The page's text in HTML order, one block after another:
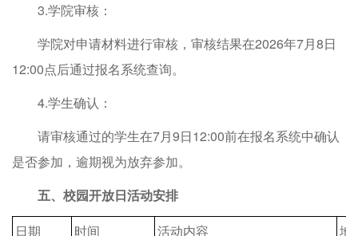
3.学院审核：
学院对申请材料进行审核，审核结果在2026年7月8日
12:00点后通过报名系统查询。
4.学生确认：
请审核通过的学生在7月9日12:00前在报名系统中确认
是否参加，逾期视为放弃参加。
五、校园开放日活动安排
日期
时间 活动内容
地